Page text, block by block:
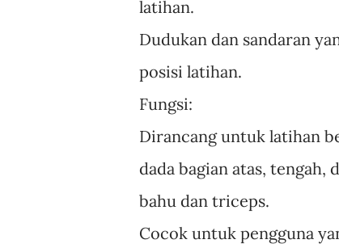
latihan.
Dudukan dan sandaran
posisi latihan.
Fungsi:
Dirancang untuk latihan
dada bagian atas,
bahu dan triceps.
Cocok untuk pengguna